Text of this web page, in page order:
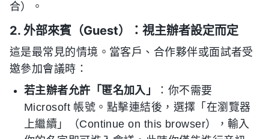
合）。
2. 外部來賓（Guest）：視主辦者設定而定
這是最常見的情境。當客戶、合作夥伴或面試者受
邀參加會議時：
若主辦者允許「匿名加入」
：你不需要
Microsoft 帳號。點擊連結後，選擇「在瀏覽器
上繼續」（Continue on this browser），輸入